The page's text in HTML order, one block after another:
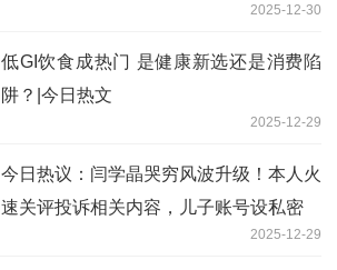
2025-12-30
低GI饮食成热门 是健康新选还是消费陷
阱？|今日热文
2025-12-29
今日热议：闫学晶哭穷风波升级！本人火
速关评投诉相关内容，儿子账号设私密
2025-12-29